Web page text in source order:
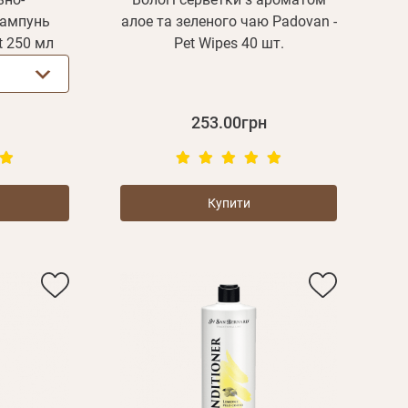
250 мл
алое та зеленого чаю Padovan -
Pet Wipes 40 шт.
253.00грн
Купити